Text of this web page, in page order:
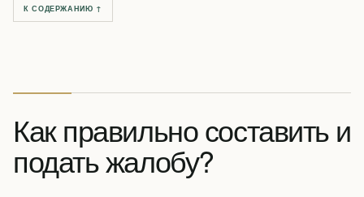
К СОДЕРЖАНИЮ ↑
Как правильно составить и
подать жалобу?